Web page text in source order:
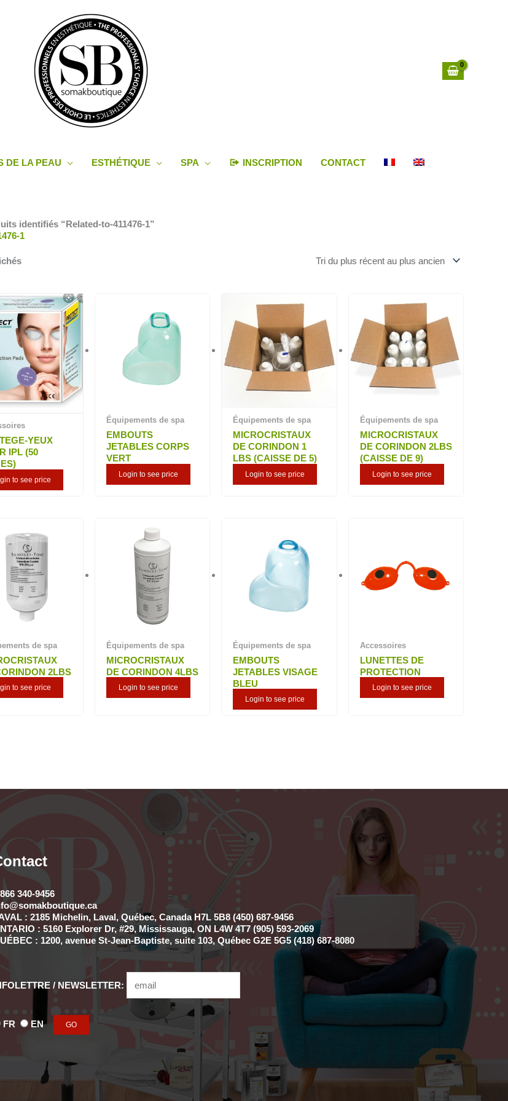
DE LA PEAU ESTHÉTIQUE SPA INSCRIPTION CONTACT
identifiés “Related-to-411476-1”
1
Trié
du
récent
YEUX
IPL (50
to see price
Équipements de spa
EMBOUTS
JETABLES CORPS
VERT
Login to see price
Équipements de spa
MICROCRISTAUX
DE CORINDON 1
LBS (CAISSE DE 5)
Login to see price
Équipements de spa
MICROCRISTAUX
DE CORINDON 2LBS
(CAISSE DE 9)
Login to see price
de spa
2LBS
to see price
Équipements de spa
MICROCRISTAUX
DE CORINDON 4LBS
Login to see price
Équipements de spa
EMBOUTS
JETABLES VISAGE
BLEU
Login to see price
Accessoires
LUNETTES DE
PROTECTION
Login to see price
340-9456
: 2185 Michelin, Laval, Québec, Canada H7L 5B8 (450) 687-9456
: 5160 Explorer Dr, #29, Mississauga, ON L4W 4T7 (905) 593-2069
: 1200, avenue St-Jean-Baptiste, suite 103, Québec G2E 5G5 (418) 687-8080
/ NEWSLETTER:
FR EN